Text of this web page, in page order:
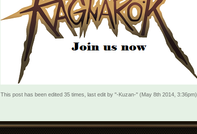
This post has been edited 35 times, last edit by "-Kuzan-" (May 8th 2014, 3:36pm)